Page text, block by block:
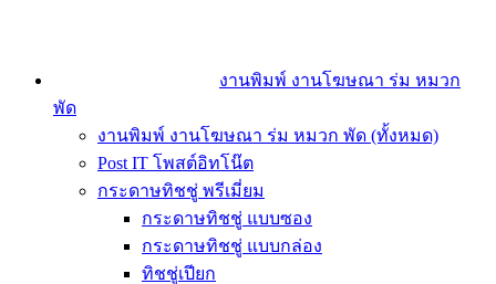
งานพิมพ์ งานโฆษณา ร่ม หมวก
พัด
งานพิมพ์ งานโฆษณา ร่ม หมวก พัด (ทั้งหมด)
Post IT โพสต์อิทโน๊ต
กระดาษทิชชู่ พรีเมี่ยม
กระดาษทิชชู่ แบบซอง
กระดาษทิชชู่ แบบกล่อง
ทิชชู่เปียก